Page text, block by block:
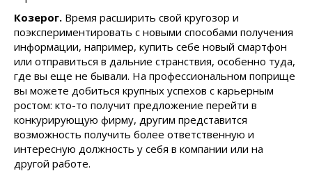
Козерог. Время расширить свой кругозор и
поэкспериментировать с новыми способами получения
информации, например, купить себе новый смартфон
или отправиться в дальние странствия, особенно туда,
где вы еще не бывали. На профессиональном поприще
вы можете добиться крупных успехов с карьерным
ростом: кто-то получит предложение перейти в
конкурирующую фирму, другим представится
возможность получить более ответственную и
интересную должность у себя в компании или на
другой работе.